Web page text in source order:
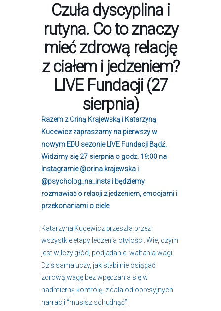
Czuła dyscyplina i
rutyna. Co to znaczy
mieć zdrową relację
z ciałem i jedzeniem?
LIVE Fundacji (27
sierpnia)
Razem z Oriną Krajewską i Katarzyną
Kucewicz zapraszamy na pierwszy w
nowym EDU sezonie LIVE Fundacji Bądź.
Widzimy się 27 sierpnia o godz. 19:00 na
Instagramie@orina.krajewska i
@psycholog_na_insta i będziemy
rozmawiać o relacji z jedzeniem, emocjami i
przekonaniami o ciele.
Katarzyna Kucewicz przeszła przez
wszystkie etapy leczenia otyłości. Wie, czym
jest wilczy głód, podjadanie, wahania wagi.
Dziś sama uczy, jak stabilnie osiągać
zdrową wagę bez wpędzania się w
nadmierną kontrolę, z dala od opresyjnych
narracji “musisz schudnąć”.